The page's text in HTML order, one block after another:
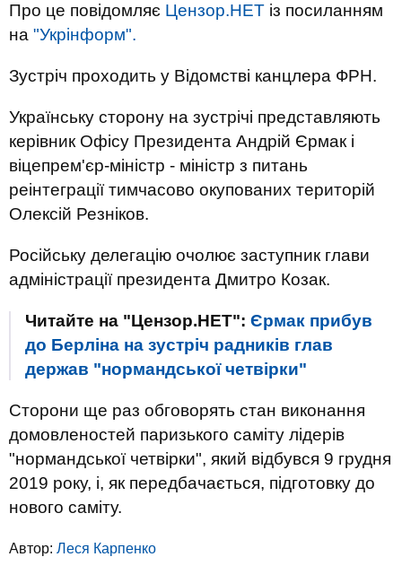
Про це повідомляє Цензор.НЕТ із посиланням
на "Укрінформ".
Зустріч проходить у Відомстві канцлера ФРН.
Українську сторону на зустрічі представляють
керівник Офісу Президента Андрій Єрмак і
віцепрем'єр-міністр - міністр з питань
реінтеграції тимчасово окупованих територій
Олексій Резніков.
Російську делегацію очолює заступник глави
адміністрації президента Дмитро Козак.
Читайте на "Цензор.НЕТ": Єрмак прибув
до Берліна на зустріч радників глав
держав "нормандської четвірки"
Сторони ще раз обговорять стан виконання
домовленостей паризького саміту лідерів
"нормандської четвірки", який відбувся 9 грудня
2019 року, і, як передбачається, підготовку до
нового саміту.
Автор: Леся Карпенко